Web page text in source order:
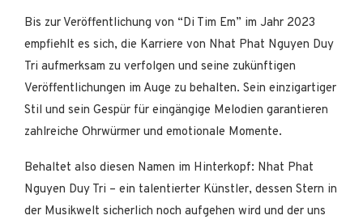
Bis zur Veröffentlichung von “Di Tim Em” im Jahr 2023
empfiehlt es sich, die Karriere von Nhat Phat Nguyen Duy
Tri aufmerksam zu verfolgen und seine zukünftigen
Veröffentlichungen im Auge zu behalten. Sein einzigartiger
Stil und sein Gespür für eingängige Melodien garantieren
zahlreiche Ohrwürmer und emotionale Momente.
Behaltet also diesen Namen im Hinterkopf: Nhat Phat
Nguyen Duy Tri – ein talentierter Künstler, dessen Stern in
der Musikwelt sicherlich noch aufgehen wird und der uns